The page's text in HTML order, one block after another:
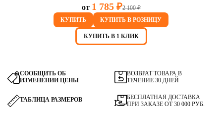
от 1 785 ₽2 100 ₽
КУПИТЬ
КУПИТЬ В РОЗНИЦУ
КУПИТЬ В 1 КЛИК
СООБЩИТЬ ОБ
ИЗМЕНЕНИИ ЦЕНЫ
ВОЗВРАТ ТОВАРА В
ТЕЧЕНИЕ 30 ДНЕЙ
ТАБЛИЦА РАЗМЕРОВ
БЕСПЛАТНАЯ ДОСТАВКА
ПРИ ЗАКАЗЕ ОТ 30 000 РУБ.